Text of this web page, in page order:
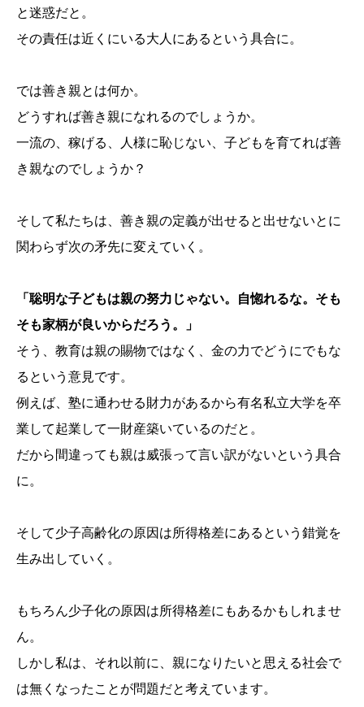
と迷惑だと。
その責任は近くにいる大人にあるという具合に。
では善き親とは何か。
どうすれば善き親になれるのでしょうか。
一流の、稼げる、人様に恥じない、子どもを育てれば善
き親なのでしょうか？
そして私たちは、善き親の定義が出せると出せないとに
関わらず次の矛先に変えていく。
「聡明な子どもは親の努力じゃない。自惚れるな。そも
そも家柄が良いからだろう。」
そう、教育は親の賜物ではなく、金の力でどうにでもな
るという意見です。
例えば、塾に通わせる財力があるから有名私立大学を卒
業して起業して一財産築いているのだと。
だから間違っても親は威張って言い訳がないという具合
に。
そして少子高齢化の原因は所得格差にあるという錯覚を
生み出していく。
もちろん少子化の原因は所得格差にもあるかもしれませ
ん。
しかし私は、それ以前に、親になりたいと思える社会で
は無くなったことが問題だと考えています。